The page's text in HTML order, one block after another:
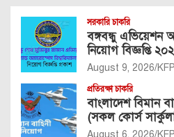
সরকারি চাকরি
বঙ্গবন্ধু এভিয়েশন
নিয়োগ বিজ্ঞপ্তি
August 9, 2026
প্রতিরক্ষা চাকরি
বাংলাদেশ বিমান
(সকল কোর্স